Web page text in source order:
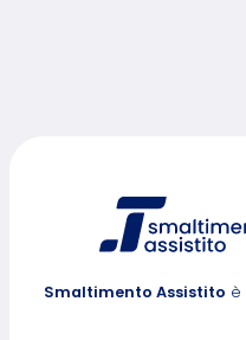
Smaltimento Assistito è